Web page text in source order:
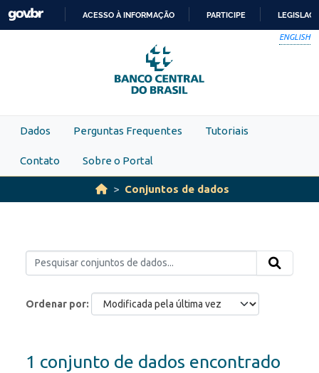
Skip to main content
PARA
O
CONTEÚDO
ACESSO À INFORMAÇÃO PARTICIPE
ENGLISH
Dados Perguntas Frequentes Tutoriais
Contato Sobre o Portal
Conjuntos de dados
Ordenar por
1 conjunto de dados encontrado